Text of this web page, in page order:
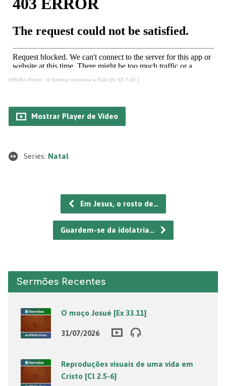
IPB Rio Preto· O Senhor retornou a Sião [Is 52.7-10 ]
Mostrar Player de Vídeo
Series: Natal
Em Jesus, o rosto de…
Guardem-se da idolatria…
Sermões Recentes
O moço Josué [Ex 33.11]
31/07/2026
Reproduções visuais de uma vida em
Cristo [Cl 2.5-6]